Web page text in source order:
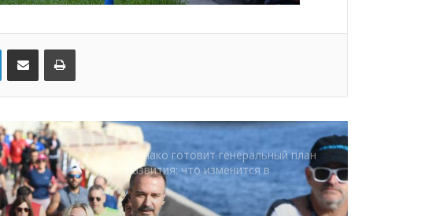
LinkedInПоделиться по электронной почте Распечатать
усиливает безопасность крупных
Монако готовит генеральный план
развития: что изменится в
Княжестве